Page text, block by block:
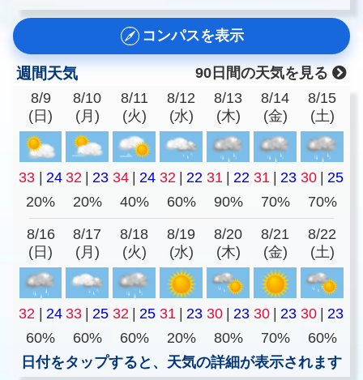
コンパスを表示
週間天気
90日間の天気を見る
8/9
(日)
8/10
(月)
8/11
(火)
8/12
(水)
8/13
(木)
8/14
(金)
8/15
(土)
33 | 24 32 | 23 34 | 24 32 | 22 31 | 22 31 | 23 30 | 25
20%
20% 40% 60% 90% 70% 70%
8/16
(日)
8/17
(月)
8/18
(火)
8/19
(水)
8/20
(木)
8/21
(金)
8/22
(土)
32 24 33 25 32 25 31 23 30 23 30 23 30
23
60%
60% 60% 20% 80% 70%
60%
日付をタップすると、天気の詳細が表示されます